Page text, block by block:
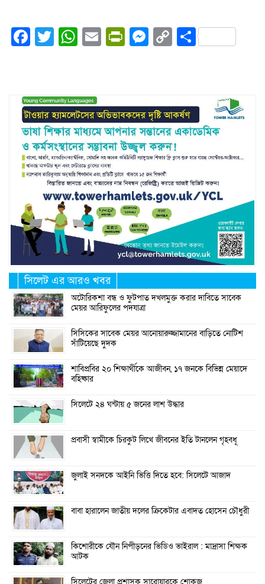
Facebook
Twitter
WhatsApp
EmailPrintFriendly
Messenger
CopyShare
সিলেট এর আরও খবর
অটোরিকশা বন্ধ ও ফুটপাত দখলমুক্ত করার দাবিতে সাবেক
মেয়র আরিফুলের পদযাত্রা
সিসিকের সাবেক মেয়র আনোয়ারুজ্জামানের বাড়িতে নোটিশ
সাঁটিয়েছে দুদক
শাবিপ্রবির ২০ শিক্ষার্থীকে আজীবন, ১৭ জনকে বিভিন্ন মেয়াদে
বহিষ্কার
সিলেটে ২৪ ঘন্টায় ৫ জনের লাশ উদ্ধার
প্রবাসী স্বামীকে চিরকুট লিখে জীবনের ইতি টানলেন গৃহবধূ
জুলাই সনদকে আইনি ভিত্তি দিতে হবে: সিলেটে আজাদ
বাবা হারালেন জাতীয় দলের ক্রিকেটার এবাদত হোসেন চৌধুরী
কিশোরীকে যৌন নিপীড়নের ভিডিও ভাইরাল : মাদ্রাসা শিক্ষক
আটক